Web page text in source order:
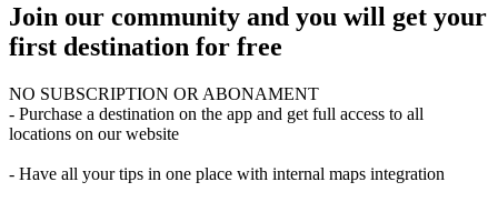
Join our community and you will get your
first destination for free
NO SUBSCRIPTION OR ABONAMENT
- Purchase a destination on the app and get full access to all
locations on our website
- Have all your tips in one place with internal maps integration